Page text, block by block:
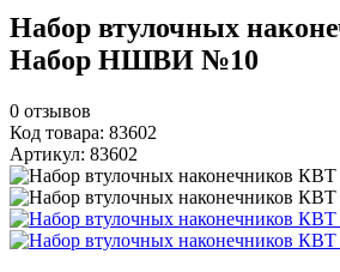
Набор втулочных
Набор НШВИ №10
0 отзывов
Код товара: 83602
Артикул: 83602